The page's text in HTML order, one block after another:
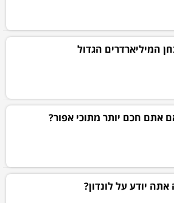
המיליארדרים הגדול
אתם חכם יותר מתוכי אפור?
יודע על לונדון?